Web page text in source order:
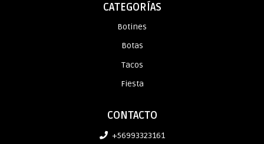
CATEGORÍAS
Botines
Botas
Tacos
Fiesta
CONTACTO
+56993323161